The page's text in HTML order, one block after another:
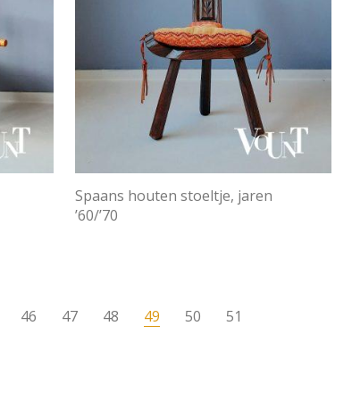
Spaans houten stoeltje, jaren
’60/’70
46 47 48 49 50 51